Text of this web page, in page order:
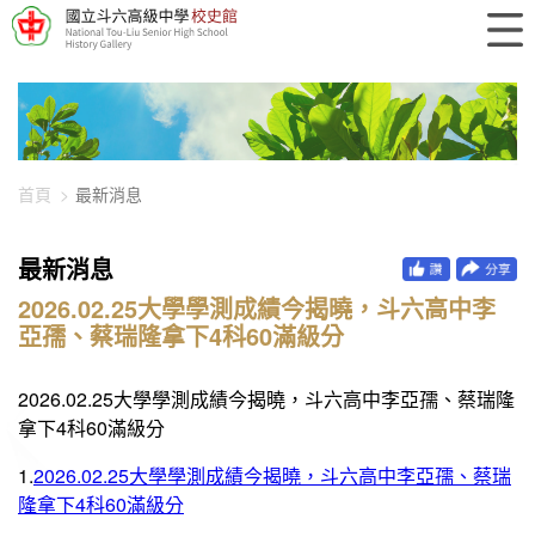
448-896
首頁 最新消息
最新消息
2026.02.25大學學測成績今揭曉，斗六高中李
亞孺、蔡瑞隆拿下4科60滿級分
2026.02.25大學學測成績今揭曉，斗六高中李亞孺、蔡瑞隆
拿下4科60滿級分
1.2026.02.25大學學測成績今揭曉，斗六高中李亞孺、蔡瑞
隆拿下4科60滿級分